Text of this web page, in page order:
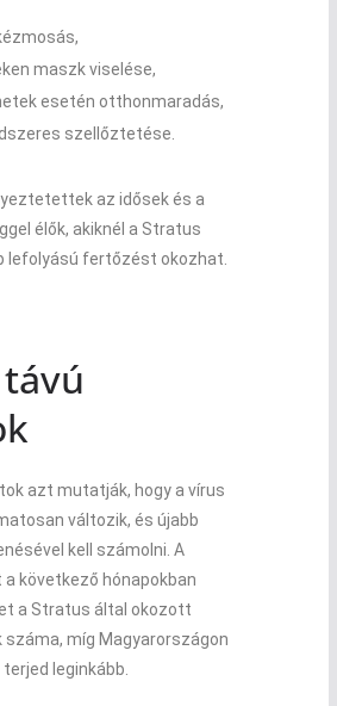
maszk viselése,
esetén otthonmaradás,
szellőztetése.
az idősek és a
élők, akiknél a Stratus
lefolyású fertőzést okozhat.
azt mutatják, hogy a vírus
változik, és újabb
kell számolni. A
következő hónapokban
a Stratus által okozott
míg Magyarországon
leginkább.